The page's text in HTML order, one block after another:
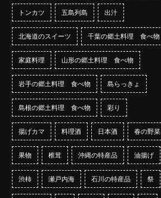
トンカツ 五島列島 出汁
北海道のスイーツ 千葉の郷土料理 食べ物
家庭料理 山形の郷土料理 食べ物
岩手の郷土料理 食べ物 島らっきょ
島根の郷土料理 食べ物 彩り
揚げカマ 料理酒 日本酒 春の野菜
果物 椎茸 沖縄の特産品 油揚げ
渋柿 瀬戸内海 石川の特産品 祭